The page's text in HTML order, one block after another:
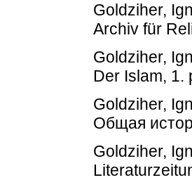
Goldziher,
Archiv für
Goldziher,
Der Islam, 1.
Goldziher,
Общая
Goldziher,